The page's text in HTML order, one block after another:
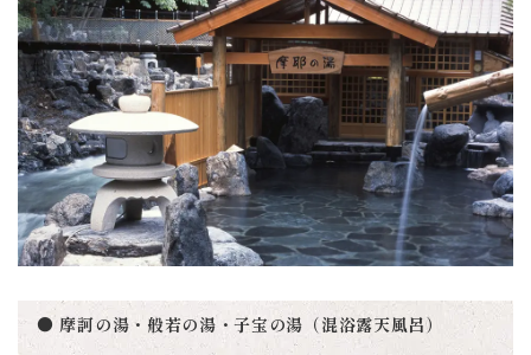
● 摩訶の湯・般若の湯・子宝の湯（混浴露天風呂）